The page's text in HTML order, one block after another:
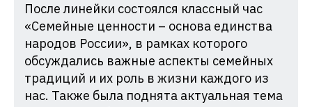
После линейки состоялся классный час
«Семейные ценности – основа единства
народов России», в рамках которого
обсуждались важные аспекты семейных
традиций и их роль в жизни каждого из
нас. Также была поднята актуальная тема